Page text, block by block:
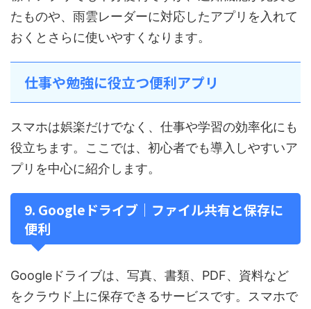
たものや、雨雲レーダーに対応したアプリを入れて
おくとさらに使いやすくなります。
仕事や勉強に役立つ便利アプリ
スマホは娯楽だけでなく、仕事や学習の効率化にも
役立ちます。ここでは、初心者でも導入しやすいア
プリを中心に紹介します。
9. Googleドライブ｜ファイル共有と保存に
便利
Googleドライブは、写真、書類、PDF、資料など
をクラウド上に保存できるサービスです。スマホで